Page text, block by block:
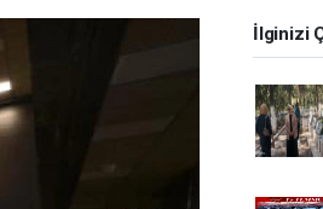
İlginizi